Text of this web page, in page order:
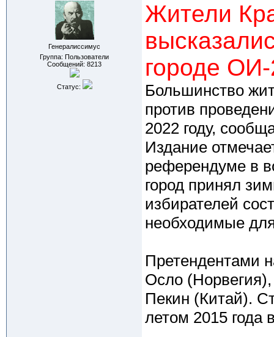
Генералиссимус
Группа: Пользователи
Сообщений: 8213
Статус:
Жители
городе
Большинство
против
2022 году,
Издание
референдуме в
город принял
избирателей
необходимые
Претендентами
Осло
Пекин (Китай).
летом 2015 года